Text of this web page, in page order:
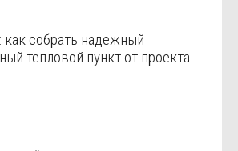
собрать надежный
тепловой пункт от проекта